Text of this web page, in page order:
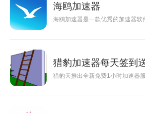
海鸥加速器
海鸥加速器是一款优秀的加速器
猎豹加速器每天签到
猎豹天推出全新免费1小时加速器